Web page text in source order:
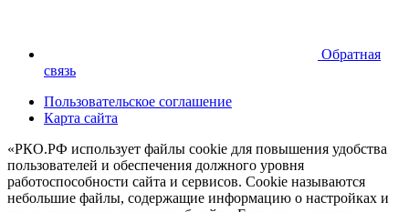
Обратная
связь
Пользовательское соглашение
Карта сайта
«РКО.РФ использует файлы cookie для повышения удобства
пользователей и обеспечения должного уровня
работоспособности сайта и сервисов. Cookie называются
небольшие файлы, содержащие информацию о настройках и